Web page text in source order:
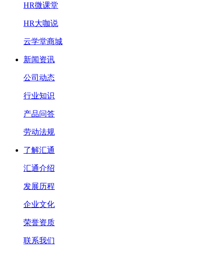
HR微课堂
HR大咖说
云学堂商城
新闻资讯
公司动态
行业知识
产品问答
劳动法规
了解汇通
汇通介绍
发展历程
企业文化
荣誉资质
联系我们